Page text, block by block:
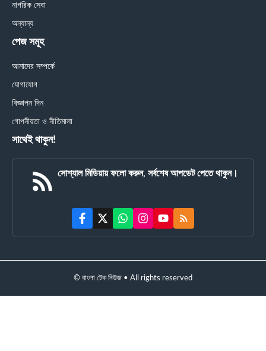
নাগরিক সেবা
অন্যান্য
পেজ সমূহ
আমাদের সম্পর্কে
যোগাযোগ
বিজ্ঞাপন দিন
গোপনীয়তা ও নীতিমালা
সাথেই থাকুন!
সোশ্যাল মিডিয়ায় ফলো করুন, সর্বশেষ আপডেট পেতে থাকুন।
© বাংলা টেক নিউজ • All rights reserved